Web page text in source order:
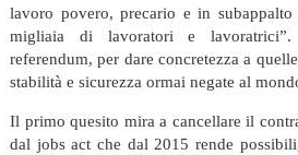
lavoro povero, precario e in
migliaia di lavoratori e
referendum, per dare concretezza a
stabilità e sicurezza ormai negate al
Il primo quesito mira a cancellare il
dal jobs act che dal 2015 rende